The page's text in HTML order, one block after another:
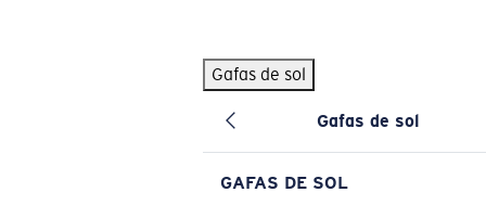
Gafas de sol
Gafas de sol
GAFAS DE SOL
BÚSQUEDAS POPULARES
Pilothouse PRO Limited Edition Pack Exclusivo
Gafas de sol personalizadas
Los más vendidos de gafas de sol